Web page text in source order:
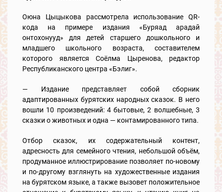
Оюна Цыцыкова рассмотрела использование QR-
кода на примере издания «Буряад арадай
онтохонууд» для детей старшего дошкольного и
младшего школьного возраста, составителем
которого является Соёлма Цыренова, редактор
Республиканского центра «Бэлиг».
— Издание представляет собой сборник
адаптированных бурятских народных сказок. В него
вошли 10 произведений: 4 бытовые, 2 волшебные, 3
сказки о животных и одна — контамированного типа.
Отбор сказок, их содержательный контент,
адресность для семейного чтения, небольшой объём,
продуманное иллюстрирование позволяет по-новому
и по-другому взглянуть на художественные издания
на бурятском языке, а также вызовет положительное